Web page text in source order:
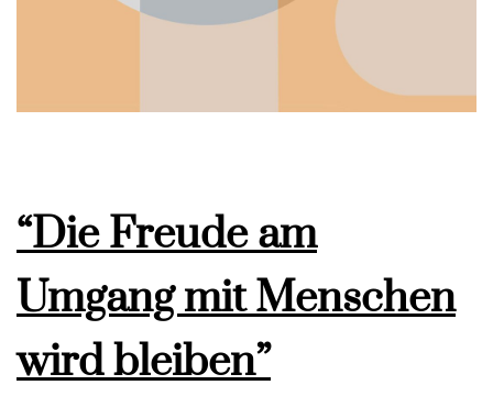
“Die Freude am
Umgang mit Menschen
wird bleiben”